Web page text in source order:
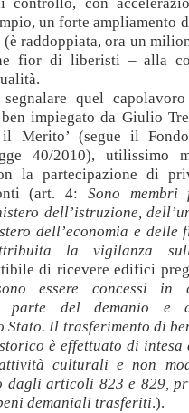
un forte ampliamento
(è raddoppiata, ora un
fior di liberisti – alla
quel
impiegato da Giulio
il Merito’ (segue il
40/2010), utilissimo
la partecipazione di
(art. 4: Sono membri
dell’istruzione,
dell’economia e delle
la vigilanza
di ricevere edifici
essere concessi in
parte del demanio e
Stato. Il trasferimento di
è effettuato di
culturali e non
dagli articoli 823 e 829,
demaniali trasferiti.).